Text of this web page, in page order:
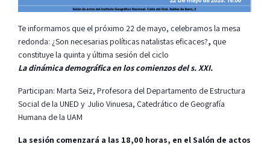
Te informamos que el próximo 22 de mayo, celebramos la mesa
redonda: ¿Son necesarias políticas natalistas eficaces?, que
constituye la quinta y última sesión del ciclo
La dinámica demográfica en los comienzos del s. XXI.
Participan: Marta Seiz, Profesora del Departamento de Estructura
Social de la UNED y Julio Vinuesa, Catedrático de Geografía
Humana de la UAM
La sesión comenzará a las 18,00 horas, en el Salón de actos